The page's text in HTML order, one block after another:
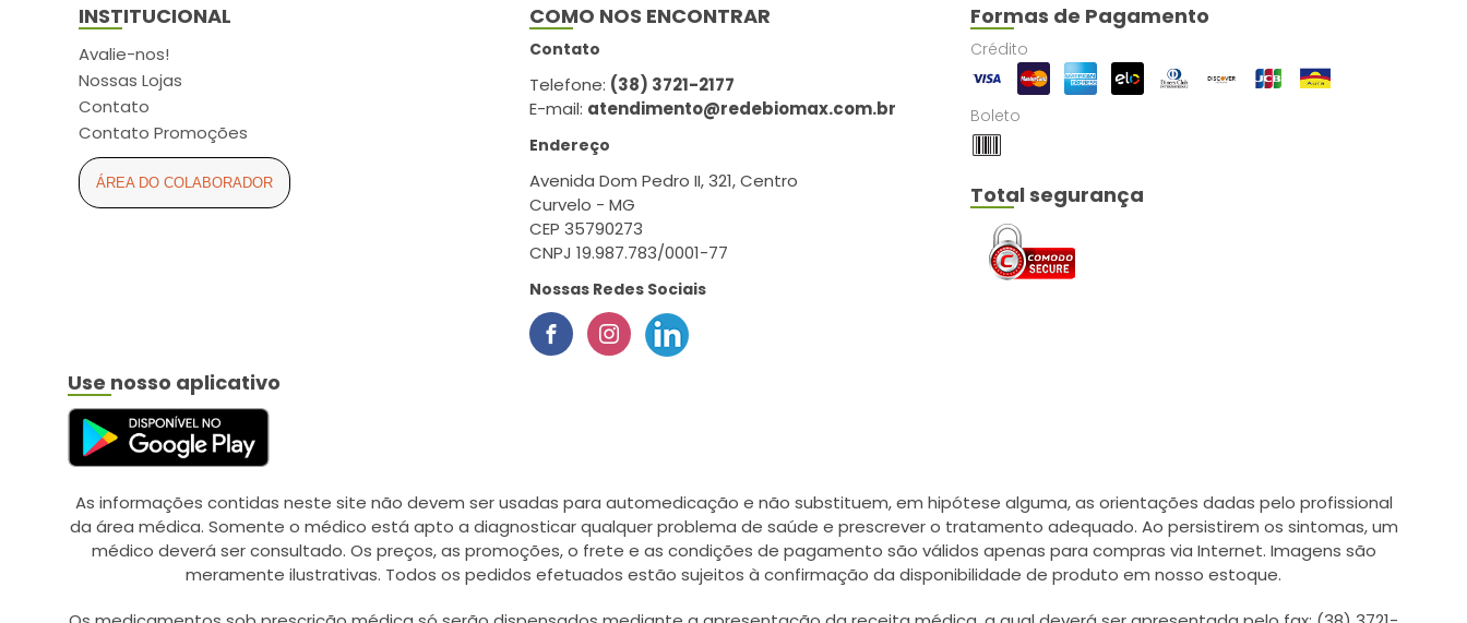
INSTITUCIONAL
Avalie-nos!
Nossas Lojas
Contato
Contato Promoções
ÁREA DO COLABORADOR
COMO NOS ENCONTRAR
Contato
Telefone: (38) 3721-2177
E-mail: atendimento@redebiomax.com.br
Endereço
Avenida Dom Pedro II, 321, Centro
Curvelo - MG
CEP 35790273
CNPJ 19.987.783/0001-77
Nossas Redes Sociais
Formas de Pagamento
Crédito
Boleto
Total segurança
Use nosso aplicativo
As informações contidas neste site não devem ser usadas para automedicação e não substituem, em hipótese alguma, as orientações dadas pelo profissional
da área médica. Somente o médico está apto a diagnosticar qualquer problema de saúde e prescrever o tratamento adequado. Ao persistirem os sintomas, um
médico deverá ser consultado. Os preços, as promoções, o frete e as condições de pagamento são válidos apenas para compras via Internet. Imagens são
meramente ilustrativas. Todos os pedidos efetuados estão sujeitos à confirmação da disponibilidade de produto em nosso estoque.